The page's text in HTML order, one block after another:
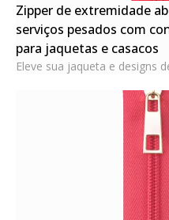
Zipper de extremidade
serviços pesados ​​com
para jaquetas e casacos
Eleve sua jaqueta e designs